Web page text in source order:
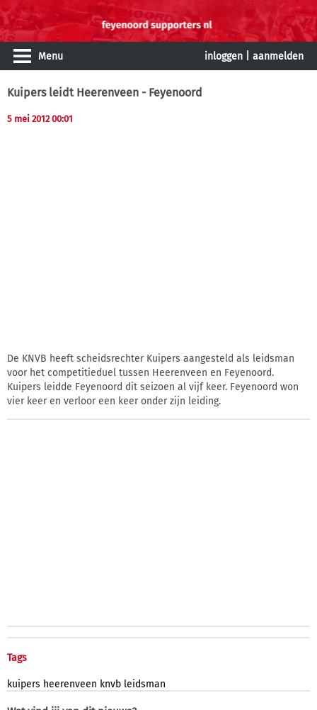
Menu inloggen aanmelden
Kuipers leidt Heerenveen - Feyenoord
5 mei 2012 00:01
De KNVB heeft scheidsrechter Kuipers aangesteld als leidsman
voor het competitieduel tussen Heerenveen en Feyenoord.
Kuipers leidde Feyenoord dit seizoen al vijf keer. Feyenoord won
vier keer en verloor een keer onder zijn leiding.
Tags
kuipers heerenveen knvb leidsman